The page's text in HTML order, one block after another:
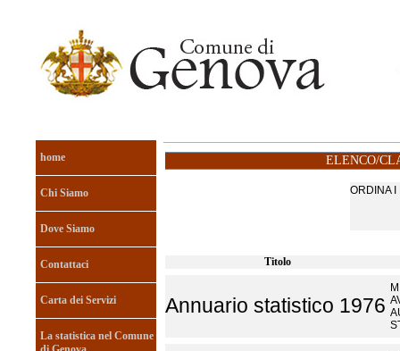
home
Chi Siamo
Dove Siamo
Contattaci
Carta dei Servizi
La statistica nel Comune
ELENCO/
Titolo
Annuario statistico 1976